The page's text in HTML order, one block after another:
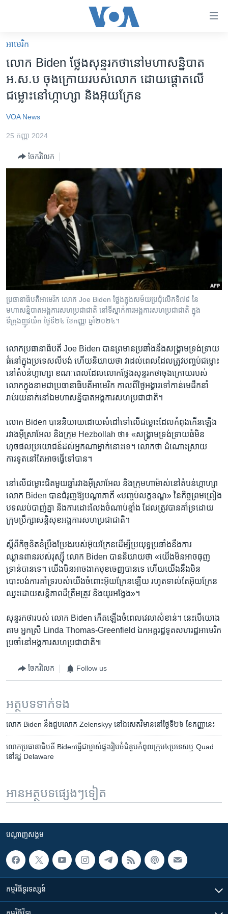
គេហទំព័រ​
ទាក់ទង
និង​
ចូល​
ទំព័រ​
ព័ត៌មាន​​
រំលង​
ទៅ​
កាន់​
ទំព័រ​
ស្វែង​
អាមេរិក
ព្រឹត្តិការណ៍ព័ត៌មាន
ទូរទស្សន៍ / វីដេអូ​
វិទ្យុ / ផតខាសថ៍
កម្មវិធីទាំងអស់
ភាសា
អាមេរិក​
លោក Biden ថ្លែង​សុន្ទរកថានៅ​ម​ហាសន្និបាត
អ.ស.ប ​​ចុងក្រោយ​របស់លោក ដោយ​ផ្តោត​លើ​
ជម្លោះ​នៅ​ហ្កាហ្សា និង​អ៊ុយក្រែន
VOA News
25 កញ្ញា 2024
ចែករំលែក
ប្រធានាធិបតីអាមេរិក លោក Joe Biden ថ្លែងក្នុងសម័យប្រជុំលើកទី៧៩ នៃ
មហាសន្និបាតអង្គការសហប្រជាជាតិ នៅទីស្នាក់ការអង្គការសហប្រជាជាតិ ក្នុង
ទីក្រុងញូវយ៉ក ថ្ងៃទី២៤ ខែកញ្ញា ឆ្នាំ២០២៤។
លោក​ប្រធានាធិបតី Joe Biden បាន​ព្រមាន​ប្រឆាំង​នឹង​សង្គ្រាម​ទ្រង់ទ្រាយ​
ធំ​នៅក្នុង​ប្រទេស​លីបង់ ហើយ​និយាយ​ថា វា​ដល់​ពេល​ដែល​ត្រូវ​បញ្ចប់​ជម្លោះ​
នៅ​តំបន់​ហ្កាហ្សា ខណៈពេល​ដែល​លោក​ថ្លែង​សុន្ទរកថា​ចុងក្រោយ​របស់
លោកក្នុងនាម​ជា​ប្រធានាធិបតី​អាមេរិក​ កាល​ពី​ថ្ងៃ​អង្គារ​ទៅ​កាន់​មេដឹកនាំ​
រាប់រយនាក់​នៅ​ឯមហាសន្និបាត​អង្គការ​សហប្រជាជាតិ។
លោក Biden បាន​និយាយ​ដោយ​សំដៅ​ទៅ​លើ​ជម្លោះ​ដែល​កំពុង​កើន​ឡើង​
រវាង​អ៊ីស្រាអែល និង​ក្រុម Hezbollah ថា​៖ «​សង្គ្រាម​ទ្រង់ទ្រាយ​ធំមិន​
ហុចផលប្រយោជន៍​ដល់អ្នក​ណា​ម្នាក់​នោះ​ទេ។ លោក​ថា ដំណោះស្រាយ​
ការទូត​នៅ​តែ​អាច​ធ្វើ​ទៅ​បាន​។
នៅ​លើ​ជម្លោះ​ជិត​មួយ​ឆ្នាំ​រវាង​អ៊ីស្រាអែល និងក្រុមហាម៉ាស់​នៅតំបន់​ហ្កាហ្សា
លោក Biden បាន​ជំរុញ​ឱ្យ​បណ្តា​ភាគី «បញ្ចប់លក្ខខណ្ឌ» នៃ​កិច្ចព្រមព្រៀង​
បទ​ឈប់បាញ់​គ្នា និង​ការដោះលែង​ចំណាប់ខ្មាំង​ ដែល​ត្រូវ​បាន​គាំទ្រដោយ​
ក្រុមប្រឹក្សា​សន្តិសុខ​អង្គការ​សហប្រជាជាតិ។
ស្តី​ពី​កិច្ចខិត​ខំប្រឹងប្រែង​របស់​អ៊ុយក្រែន​ដើម្បី​ប្រយុទ្ធ​ប្រឆាំង​នឹង​ការ
ឈ្លានពាន​របស់រុស្ស៊ី លោក Biden បាន​និយាយ​ថា «យើង​មិន​អាច​ធុញ​
ទ្រាន់​បានទេ។ យើង​មិន​អាច​ងាក​មុខ​ចេញ​បាន​ទេ ហើយ​យើង​នឹង​មិន​
បោះបង់​ការ​គាំទ្រ​របស់​យើង​ចំពោះ​អ៊ុយក្រែន​ឡើយ រហូត​ទាល់​តែ​អ៊ុយក្រែន​
ឈ្នះ​ដោយ​សន្តិភាព​ដ៏​ត្រឹមត្រូវ និង​យូរអង្វែង»។
សុន្ទរកថា​របស់​ លោក Biden កើត​ឡើង​ចំពេលវេលាសំខាន់។ នេះ​បើ​យោង​
តាម​ អ្នកស្រី Linda Thomas-Greenfield ឯកអគ្គរដ្ឋទូត​សហរដ្ឋ​អាមេរិក​
ប្រចាំ​នៅ​អង្គការ​សហប្រជាជាតិ៕
ចែករំលែក Follow us
អត្ថបទ​ទាក់ទង
លោក Biden នឹង​ជួប​លោក Zelenskyy នៅឯ​សេតវិមាន​នៅ​ថ្ងៃ​ទី២៦ ខែ​កញ្ញា​នេះ
លោក​ប្រធានាធិបតី Bidenធ្វើ​ជា​ម្ចាស់​ផ្ទះ​រៀបចំ​ជំនួប​កំពូល​ក្រុម៤ប្រទេស​ឬ Quad
នៅ​រដ្ឋ Delaware
អានអត្ថបទផ្សេងៗទៀត
បណ្តាញ​សង្គម
កម្មវិធី​ទូរទស្សន៍